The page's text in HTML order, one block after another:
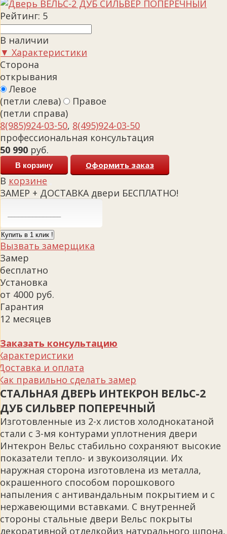
Рейтинг: 5
В наличии
▼ Характеристики
Сторона
открывания
Левое
(петли слева)
Правое
(петли справа)
8(985)924-03-50, 8(495)924-03-50
профессиональная консультация
50 990 руб.
В корзину Оформить заказ
В корзине
ЗАМЕР + ДОСТАВКА двери БЕСПЛАТНО!
Купить в 1 клик !
Вызвать замерщика
Замер
бесплатно
Установка
от 4000 руб.
Гарантия
12 месяцев
Заказать консультацию
и оплата
правильно сделать замер
СТАЛЬНАЯ ДВЕРЬ ИНТЕКРОН ВЕЛЬС-2
ДУБ СИЛЬВЕР ПОПЕРЕЧНЫЙ
Изготовленные из 2-х листов холоднокатаной
стали с 3-мя контурами уплотнения двери
Интекрон Вельс стабильно сохраняют высокие
показатели тепло- и звукоизоляции. Их
наружная сторона изготовлена из металла,
окрашенного способом порошкового
напыления с антивандальным покрытием и с
нержавеющими вставками. С внутренней
стороны стальные двери Вельс покрыты
декоративной отделкойиз натурального шпона,